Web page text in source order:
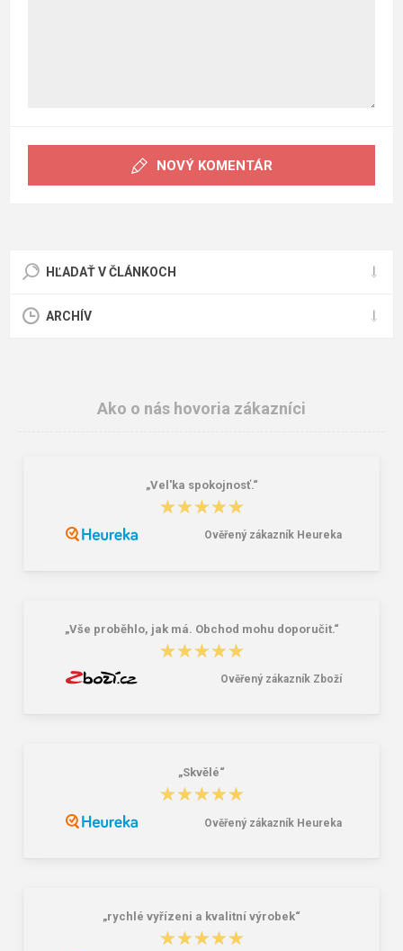
NOVÝ KOMENTÁR
HĽADAŤ V ČLÁNKOCH
ARCHÍV
Ako o nás hovoria zákazníci
„Vel'ka spokojnosť.“
★★★★★
★★★★★
Ověřený zákazník Heureka
„Vše proběhlo, jak má. Obchod mohu doporučit.“
★★★★★
★★★★★
Ověřený zákazník Zboží
„Skvělé“
★★★★★
★★★★★
Ověřený zákazník Heureka
„rychlé vyřízeni a kvalitní výrobek“
★★★★★
★★★★★